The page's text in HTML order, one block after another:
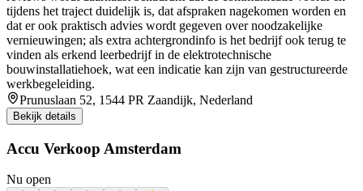
tijdens het traject duidelijk is, dat afspraken nagekomen worden en
dat er ook praktisch advies wordt gegeven over noodzakelijke
vernieuwingen; als extra achtergrondinfo is het bedrijf ook terug te
vinden als erkend leerbedrijf in de elektrotechnische
bouwinstallatiehoek, wat een indicatie kan zijn van gestructureerde
werkbegeleiding.
Prunuslaan 52, 1544 PR Zaandijk, Nederland
Bekijk details
Accu Verkoop Amsterdam
Nu open